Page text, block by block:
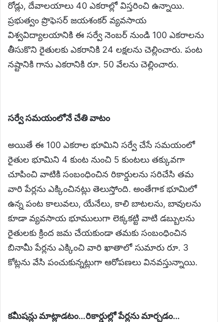
రోడ్లు, దేవాలయాలు 40 ఎకరాల్లో విస్తరించి ఉన్నాయి.
ప్రభుత్వం ప్రొఫెసర్ జయశంకర్ వ్యవసాయ
విశ్వవిద్యాలయానికి ఈ సర్వే నెంబర్ నుండి 100 ఎకరాలను
తీసుకొని రైతులకు ఎకరానికి 24 లక్షలను చెల్లించారు. పంట
నష్టానికి గాను ఎకరానికి రూ. 50 వేలను చెల్లించారు.
సర్వే సమయంలోనే చేతి వాటం
అయితే ఈ 100 ఎకరాల భూమిని సర్వే చేసే సమయంలో
రైతుల భూమిని 4 కుంట నుంచి 5 కుంటలు తక్కువగా
చూపించి వాటికి సంబంధించిన రికార్డులను సరిచేసి తమ
వారి పేర్లను ఎక్కించినట్లు తెలుస్తోంది. అంతేగాక భూమిలో
ఉన్న పంట కాలువలు, యేనేలు, కాలి బాటలను, బావులను
కూడా వ్యవసాయ భూములుగా లెక్కకట్టి వాటి డబ్బులను
రైతులకు క్రింద జమ చేయకుండా తమకు సంబంధించిన
బినామీ పేర్లను ఎక్కించి వారి ఖాతాలో సుమారు రూ. 3
కోట్లను వేసి పంచుకున్నట్లుగా ఆరోపణలు వినవస్తున్నాయి.
కమీషన్లు మాట్లాడటం…రికార్డుల్లో పేర్లను మార్చడం…